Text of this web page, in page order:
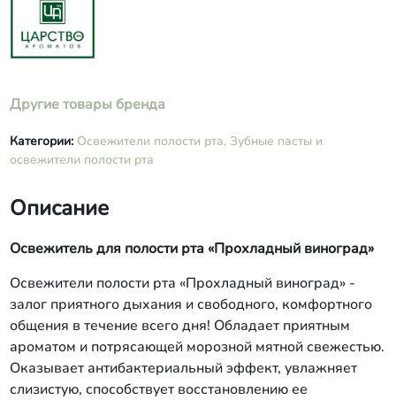
Другие товары бренда
Категории: Освежители полости рта, Зубные пасты и
освежители полости рта
Описание
Освежитель для полости рта «Прохладный виноград»
Освежители полости рта «Прохладный виноград» -
залог приятного дыхания и свободного, комфортного
общения в течение всего дня! Обладает приятным
ароматом и потрясающей морозной мятной свежестью.
Оказывает антибактериальный эффект, увлажняет
слизистую, способствует восстановлению ее